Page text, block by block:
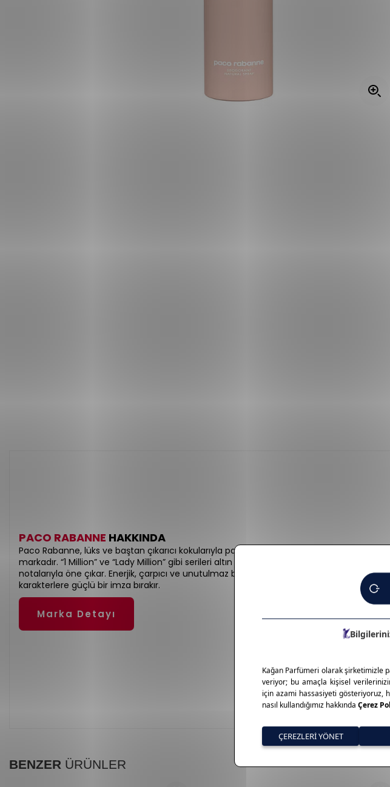
PACO RABANNE HAKKINDA
Paco Rabanne, lüks ve baştan çıkarıcı kokularıyla parfüm dünyasında fark yaratan bir
markadır. “1 Million” ve “Lady Million” gibi serileri altın detaylı şişe tasarımları ve yoğun, kalıcı
notalarıyla öne çıkar. Enerjik, çarpıcı ve unutulmaz bir koku deneyimi sunar. Cesur
karakterlere güçlü bir imza bırakır.
Marka Detayı
BENZER ÜRÜNLER